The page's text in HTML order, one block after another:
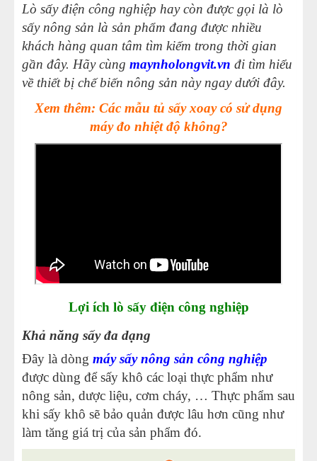
Lò sấy điện công nghiệp hay còn được gọi là lò
sấy nông sản là sản phẩm đang được nhiều
khách hàng quan tâm tìm kiếm trong thời gian
gần đây. Hãy cùng maynholongvit.vn đi tìm hiểu
về thiết bị chế biến nông sản này ngay dưới đây.
Xem thêm: Các mẫu tủ sấy xoay có sử dụng
máy đo nhiệt độ không?
Lợi ích lò sấy điện công nghiệp
Khả năng sấy đa dạng
Đây là dòng máy sấy nông sản công nghiệp
được dùng để sấy khô các loại thực phẩm như
nông sản, dược liệu, cơm cháy, … Thực phẩm sau
khi sấy khô sẽ bảo quản được lâu hơn cũng như
làm tăng giá trị của sản phẩm đó.